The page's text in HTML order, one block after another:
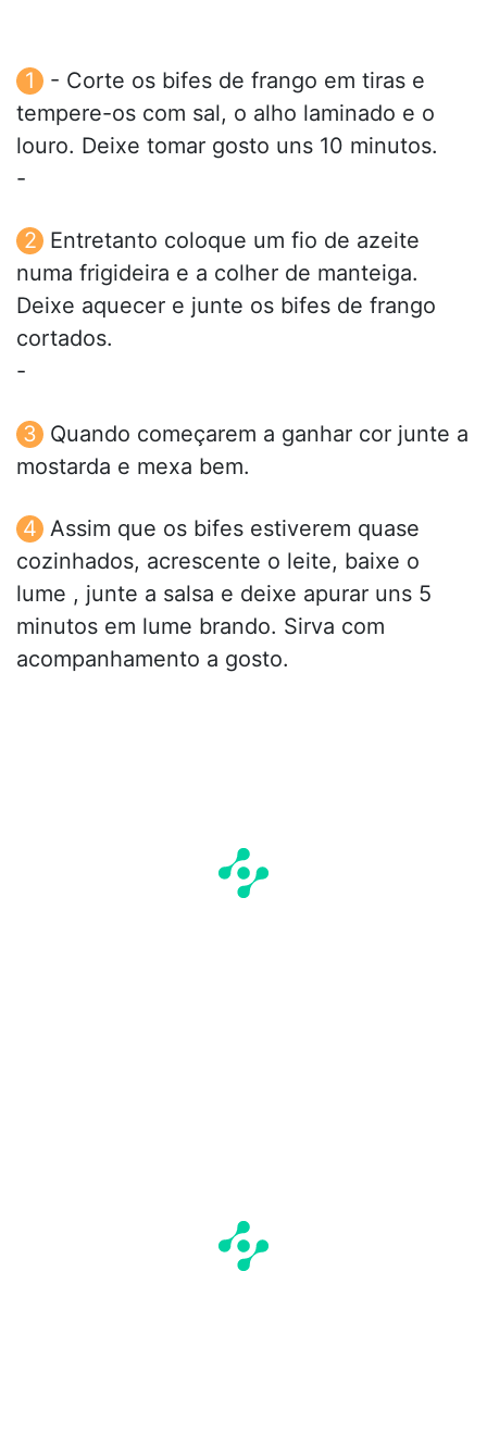
- Corte os bifes de frango em tiras e
tempere-os com sal, o alho laminado e o
louro. Deixe tomar gosto uns 10 minutos.
-
Entretanto coloque um fio de azeite
numa frigideira e a colher de manteiga.
Deixe aquecer e junte os bifes de frango
cortados.
-
Quando começarem a ganhar cor junte a
mostarda e mexa bem.
Assim que os bifes estiverem quase
cozinhados, acrescente o leite, baixe o
lume , junte a salsa e deixe apurar uns 5
minutos em lume brando. Sirva com
acompanhamento a gosto.